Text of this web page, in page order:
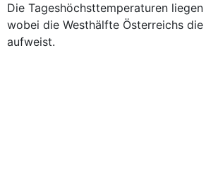
Die Tageshöchsttemperaturen
wobei die Westhälfte Österreichs
aufweist.